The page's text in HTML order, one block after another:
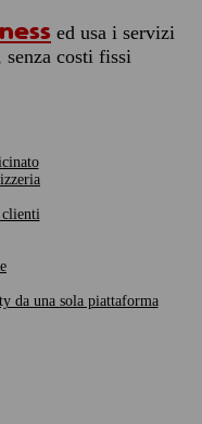
ed usa i servizi
costi fissi
clienti
da una sola piattaforma